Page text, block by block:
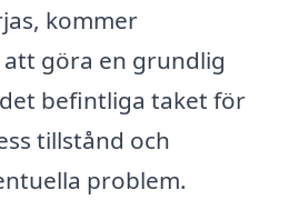
kommer
göra en grundlig
befintliga taket för
tillstånd och
problem.